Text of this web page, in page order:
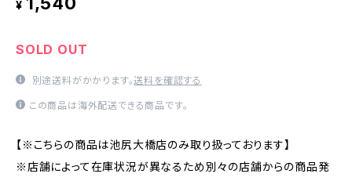
¥
SOLD OUT
別途送料がかかります。送料を確認する
この商品は海外配送できる商品です。
【※こちらの商品は池尻大橋店のみ取り扱っております】
※店舗によって在庫状況が異なるため別々の店舗からの商品発